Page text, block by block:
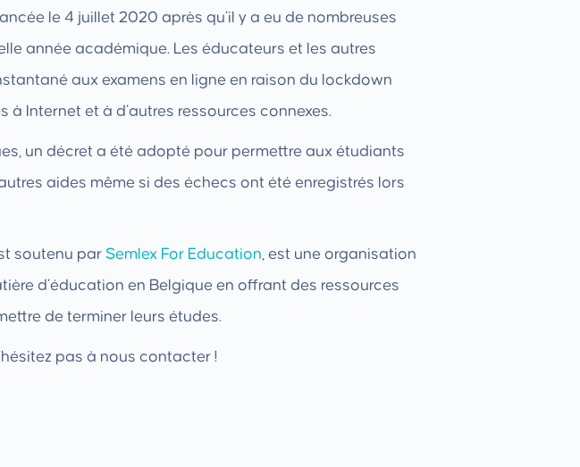
le 4 juillet 2020 après qu’il y a eu de nombreuses
année académique. Les éducateurs et les autres
aux examens en ligne en raison du lockdown
Internet et à d’autres ressources connexes.
un décret a été adopté pour permettre aux étudiants
aides même si des échecs ont été enregistrés lors
soutenu par Semlex For Education, est une organisation
d’éducation en Belgique en offrant des ressources
de terminer leurs études.
pas à nous contacter !